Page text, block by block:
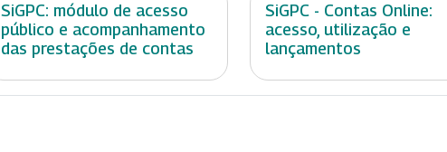
SiGPC: módulo de acesso
público e acompanhamento
das prestações de contas
SiGPC - Contas Online:
acesso, utilização e
lançamentos